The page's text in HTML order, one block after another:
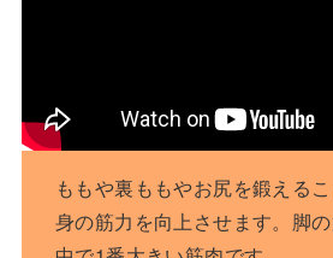
ももや裏ももやお尻を鍛える
身の筋力を向上させます。脚